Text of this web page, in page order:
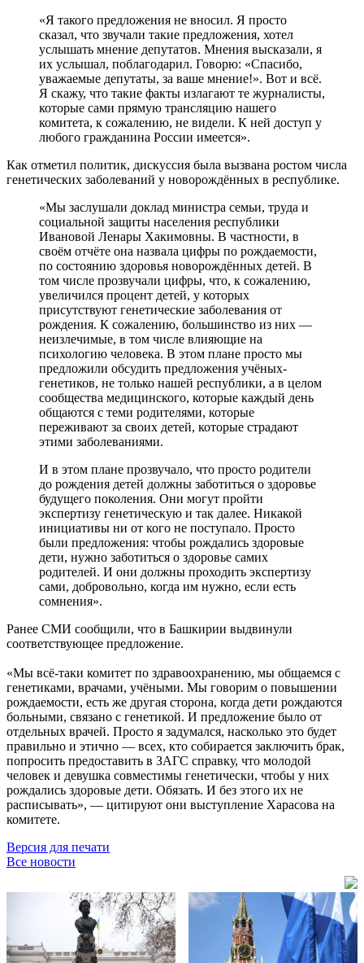
«Я такого предложения не вносил. Я просто
сказал, что звучали такие предложения, хотел
услышать мнение депутатов. Мнения высказали, я
их услышал, поблагодарил. Говорю: «Спасибо,
уважаемые депутаты, за ваше мнение!». Вот и всё.
Я скажу, что такие факты излагают те журналисты,
которые сами прямую трансляцию нашего
комитета, к сожалению, не видели. К ней доступ у
любого гражданина России имеется».
Как отметил политик, дискуссия была вызвана ростом числа
генетических заболеваний у новорождённых в республике.
«Мы заслушали доклад министра семьи, труда и
социальной защиты населения республики
Ивановой Ленары Хакимовны. В частности, в
своём отчёте она назвала цифры по рождаемости,
по состоянию здоровья новорождённых детей. В
том числе прозвучали цифры, что, к сожалению,
увеличился процент детей, у которых
присутствуют генетические заболевания от
рождения. К сожалению, большинство из них —
неизлечимые, в том числе влияющие на
психологию человека. В этом плане просто мы
предложили обсудить предложения учёных-
генетиков, не только нашей республики, а в целом
сообщества медицинского, которые каждый день
общаются с теми родителями, которые
переживают за своих детей, которые страдают
этими заболеваниями.
И в этом плане прозвучало, что просто родители
до рождения детей должны заботиться о здоровье
будущего поколения. Они могут пройти
экспертизу генетическую и так далее. Никакой
инициативы ни от кого не поступало. Просто
были предложения: чтобы рождались здоровые
дети, нужно заботиться о здоровье самих
родителей. И они должны проходить экспертизу
сами, добровольно, когда им нужно, если есть
сомнения».
Ранее СМИ сообщили, что в Башкирии выдвинули
соответствующее предложение.
«Мы всё-таки комитет по здравоохранению, мы общаемся с
генетиками, врачами, учёными. Мы говорим о повышении
рождаемости, есть же другая сторона, когда дети рождаются
больными, связано с генетикой. И предложение было от
отдельных врачей. Просто я задумался, насколько это будет
правильно и этично — всех, кто собирается заключить брак,
попросить предоставить в ЗАГС справку, что молодой
человек и девушка совместимы генетически, чтобы у них
рождались здоровые дети. Обязать. И без этого их не
расписывать», — цитируют они выступление Харасова на
комитете.
Версия для печати
Все новости